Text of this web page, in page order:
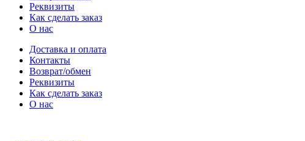
Реквизиты
Как сделать заказ
О нас
Доставка и оплата
Контакты
Возврат/обмен
Реквизиты
Как сделать заказ
О нас